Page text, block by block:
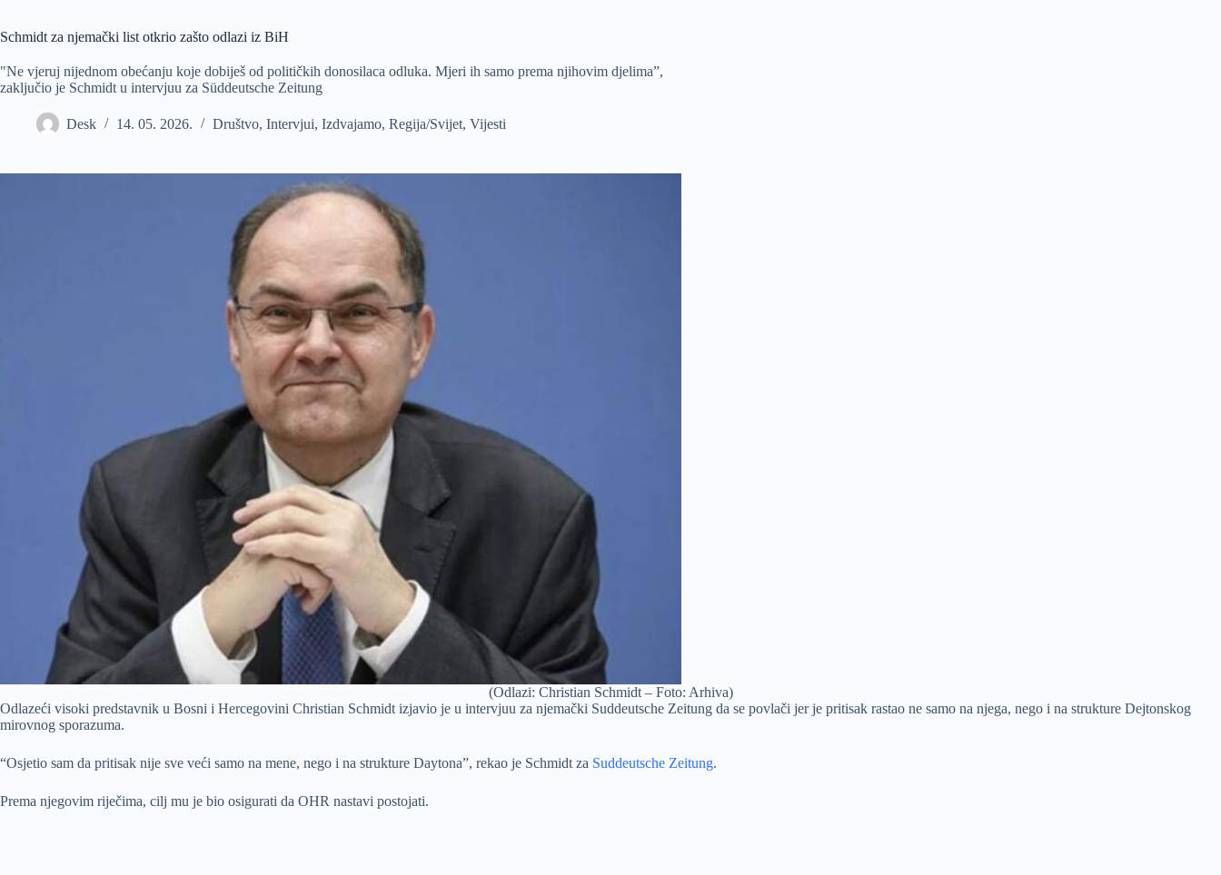
Schmidt za njemački list otkrio zašto odlazi iz BiH
"Ne vjeruj nijednom obećanju koje dobiješ od političkih donosilaca odluka. Mjeri ih samo prema njihovim djelima”,
zaključio je Schmidt u intervjuu za Süddeutsche Zeitung
Desk 14. 05. 2026. Društvo, Intervjui, Izdvajamo, Regija/Svijet, Vijesti
(Odlazi: Christian Schmidt – Foto: Arhiva)
Odlazeći visoki predstavnik u Bosni i Hercegovini Christian Schmidt izjavio je u intervjuu za njemački Suddeutsche Zeitung da se povlači jer je pritisak rastao ne samo na njega, nego i na strukture Dejtonskog
mirovnog sporazuma.
“Osjetio sam da pritisak nije sve veći samo na mene, nego i na strukture Daytona”, rekao je Schmidt za Suddeutsche Zeitung.
Prema njegovim riječima, cilj mu je bio osigurati da OHR nastavi postojati.